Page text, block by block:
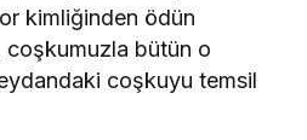
kimliğinden ödün
coşkumuzla bütün o
coşkuyu temsil